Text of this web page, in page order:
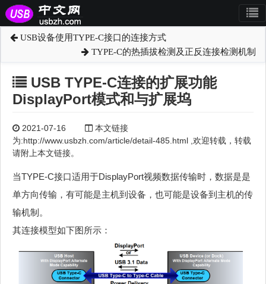
USB设备使用TYPE-C接口的连接方式
TYPE-C的热插拔检测及正反连接检测机制
USB TYPE-C连接的扩展功能
DisplayPort模式和与扩展坞
2021-07-16
本文链接
为:http://www.usbzh.com/article/detail-485.html ,欢迎转载，转载
请附上本文链接。
当TYPE-C接口适用于DisplayPort视频数据传输时，数据是是
单方向传输，有可能是主机到设备，也可能是设备到主机的传
输机制。
其连接模型如下图所示：